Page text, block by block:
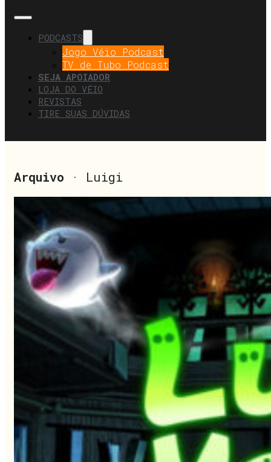
PODCASTS
Jogo Véio Podcast
TV de Tubo Podcast
SEJA APOIADOR
LOJA DO VÉIO
REVISTAS
TIRE SUAS DÚVIDAS
Arquivo · Luigi